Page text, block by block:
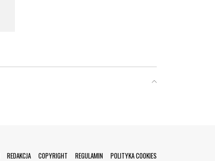
REDAKCJA COPYRIGHT REGULAMIN POLITYKA COOKIES